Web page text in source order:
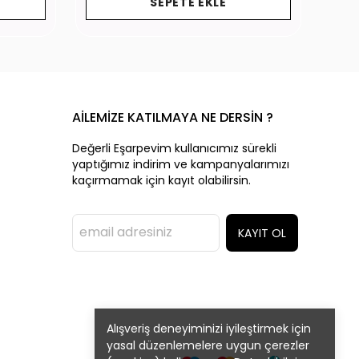
Alışveriş deneyiminizi iyileştirmek için
yasal düzenlemelere uygun çerezler
AİLEMİZE KATILMAYA NE DERSİN ?
Değerli Eşarpevim kullanıcımız sürekli
yaptığımız indirim ve kampanyalarımızı
kaçırmamak için kayıt olabilirsin.
KAYIT OL